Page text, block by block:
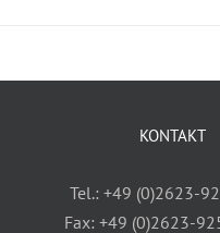
KONTAKT
Tel.: +49 (0)2623-
Fax: +49 (0)2623-